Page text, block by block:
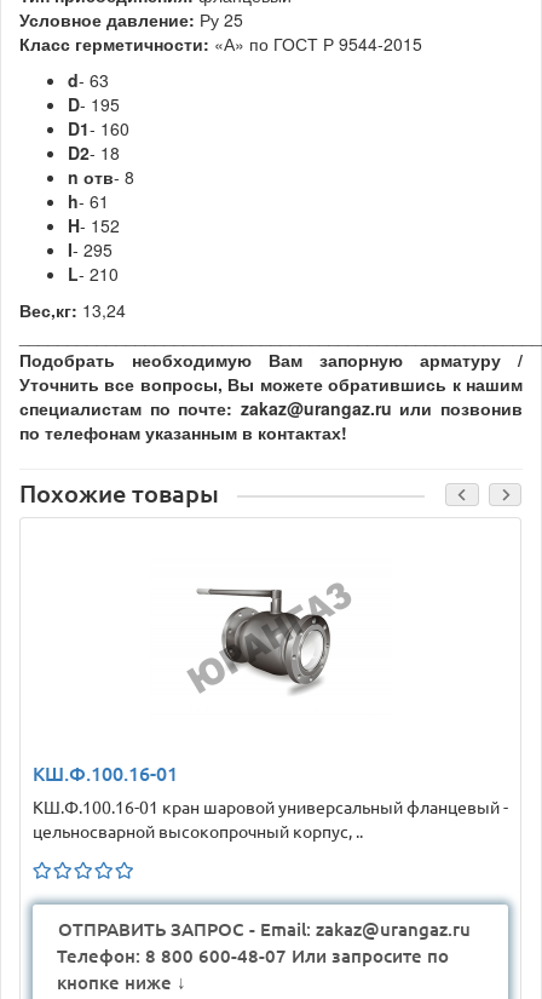
Условное давление: Ру 25
Класс герметичности: «А» по ГОСТ Р 9544-2015
d- 63
D- 195
D1- 160
D2- 18
n отв- 8
h- 61
H- 152
I- 295
L- 210
Вес,кг: 13,24
Подобрать необходимую Вам запорную арматуру /
Уточнить все вопросы, Вы можете обратившись к нашим
специалистам по почте: zakaz@urangaz.ru или позвонив
по телефонам указанным в контактах!
Похожие товары
КШ.Ф.100.16-01
КШ.Ф.100.16-01 кран шаровой универсальный фланцевый -
цельносварной высокопрочный корпус, ..
ОТПРАВИТЬ ЗАПРОС - Email: zakaz@urangaz.ru
Телефон: 8 800 600-48-07 Или запросите по
кнопке ниже ↓